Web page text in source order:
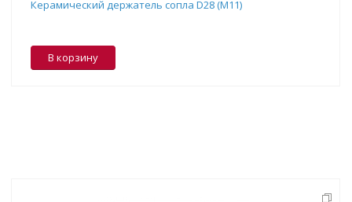
Керамический держатель сопла D28 (M11)
В корзину